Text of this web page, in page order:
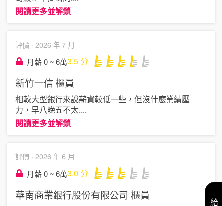
閱讀更多並解鎖
評價 · 2026 年 7 月
月薪 0 ~ 6萬3.5分
新竹一信櫃員
相較大型銀行來說薪資較低一些，但沒什麼業績壓
力，早八晚五不太....
閱讀更多並解鎖
評價 · 2026 年 6 月
月薪 0 ~ 6萬3.0 分
華南商業銀行股份有限公司 櫃員